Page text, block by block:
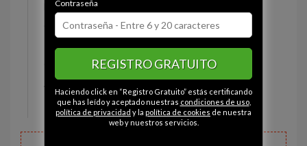
Estado civil:
Ojos: Marrón
Constitución: Normal
Altura: 160 cm
Peso: 75 kg
Contraseña
REGISTRO GRATUITO
Haciendo click en “Registro Gratuito” estás certificando
que has leído y aceptado nuestras condiciones de uso,
política de privacidad y la política de cookies de nuestra
web y nuestros servicios.